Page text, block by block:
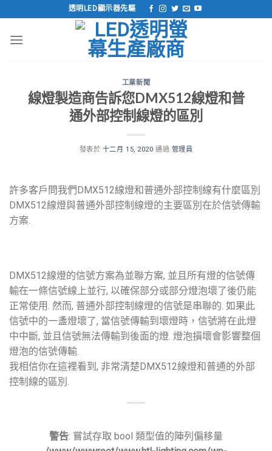
到
透明LED顯示器先驅
工業新聞
線燈製造商告訴您DMX512線燈和普
通外部控制線燈的區別
發表於 十二月 15, 2020 通過 管理員
許多客戶問我們DMX512線燈和普通外部控制線有什麼區別
DMX512線燈與普通外部控制線燈的主要區別在於信號傳輸
方案.
DMX512線燈的信號方案為並聯方案, 並且所有燈的信號傳
輸在一條信號線上並行, 以確保部分或部分燈泡壞了後仍能
正常使用. 然而, 普通外部控制線燈的信號是串聯的. 如果此
信號中的一盞燈壞了, 當信號傳輸到壞燈時，信號將在此燈
中中斷, 並且信號無法傳輸到後面的燈. 燈泡損壞會影響整個
燈泡的信號傳輸.
我相信你在這裡看到, 非常清楚DMX512線燈和普通的外部
控制線的區別.
警告: 嘗試存取 bool 類型值的陣列偏移量